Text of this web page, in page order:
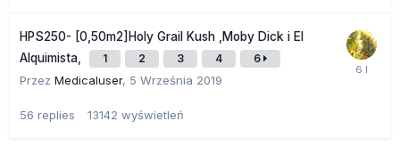
HPS250- [0,50m2]Holy Grail Kush ,Moby Dick i El
Alquimista,
1 2 3 4 6
Przez Medicaluser, 5 Września 2019
56 replies 13142 wyświetleń